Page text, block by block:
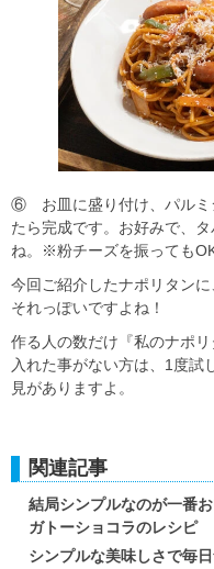
⑥ お皿に盛り付け、パルミ
たら完成です。お好みで、
ね。※粉チーズを振ってもOK
今回ご紹介したナポリタン
それっぽいですよね！
作る人の数だけ『私のナポ
入れた事がない方は、1度試
見がありますよ。
関連記事
結局シンプルなのが一番
ガトーショコラのレシピ
シンプルな美味しさで毎